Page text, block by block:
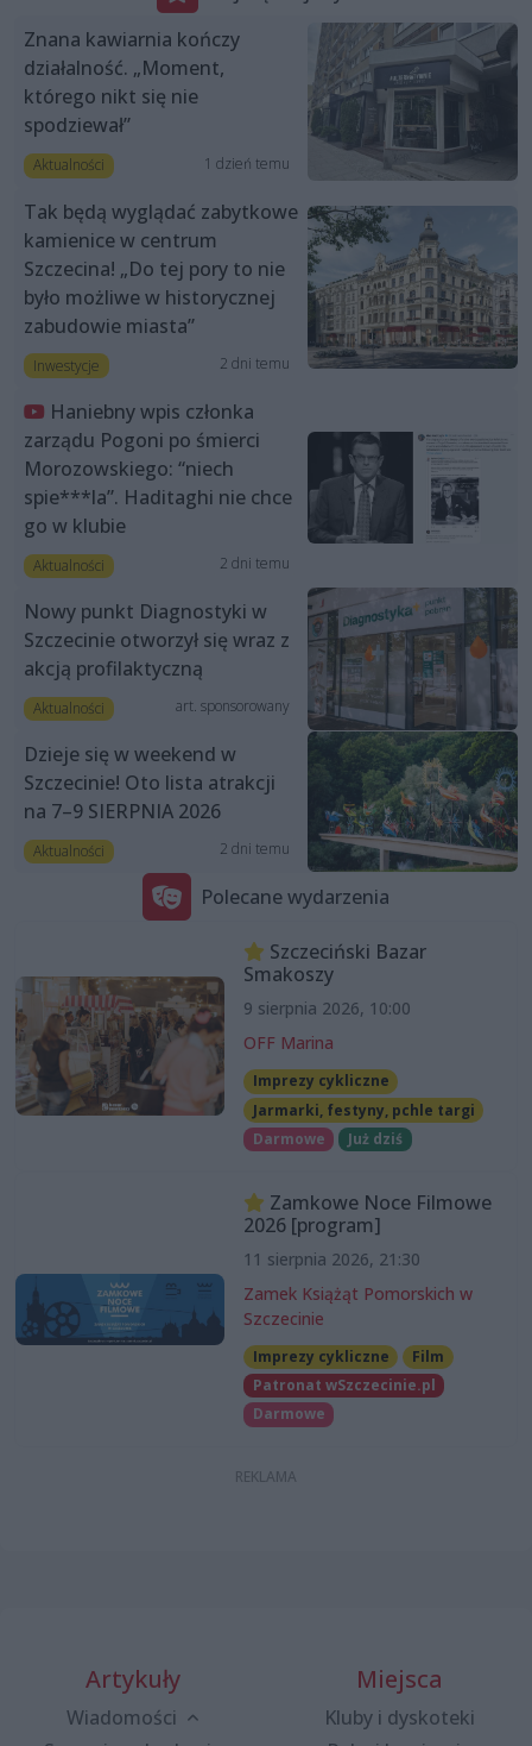
Znana kawiarnia kończy
działalność. „Moment,
którego nikt się nie
spodziewał”
Aktualności 1 dzień temu
Tak będą wyglądać zabytkowe
kamienice w centrum
Szczecina! „Do tej pory to nie
było możliwe w historycznej
zabudowie miasta”
Inwestycje 2 dni temu
Haniebny wpis członka
zarządu Pogoni po śmierci
Morozowskiego: “niech
spie***la”. Haditaghi nie chce
go w klubie
Aktualności 2 dni temu
Nowy punkt Diagnostyki w
Szczecinie otworzył się wraz z
akcją profilaktyczną
Aktualności art. sponsorowany
Dzieje się w weekend w
Szczecinie! Oto lista atrakcji
na 7–9 SIERPNIA 2026
Aktualności 2 dni temu
Polecane wydarzenia
Szczeciński Bazar
Smakoszy
9 sierpnia 2026, 10:00
OFF Marina
Imprezy cykliczne
Jarmarki, festyny, pchle targi
Darmowe
Już dziś
Zamkowe Noce Filmowe
2026 [program]
11 sierpnia 2026, 21:30
Zamek Książąt Pomorskich w
Szczecinie
Imprezy cykliczne
Film
Patronat wSzczecinie.pl
Darmowe
Artykuły
Wiadomości
Miejsca
Kluby i dyskoteki